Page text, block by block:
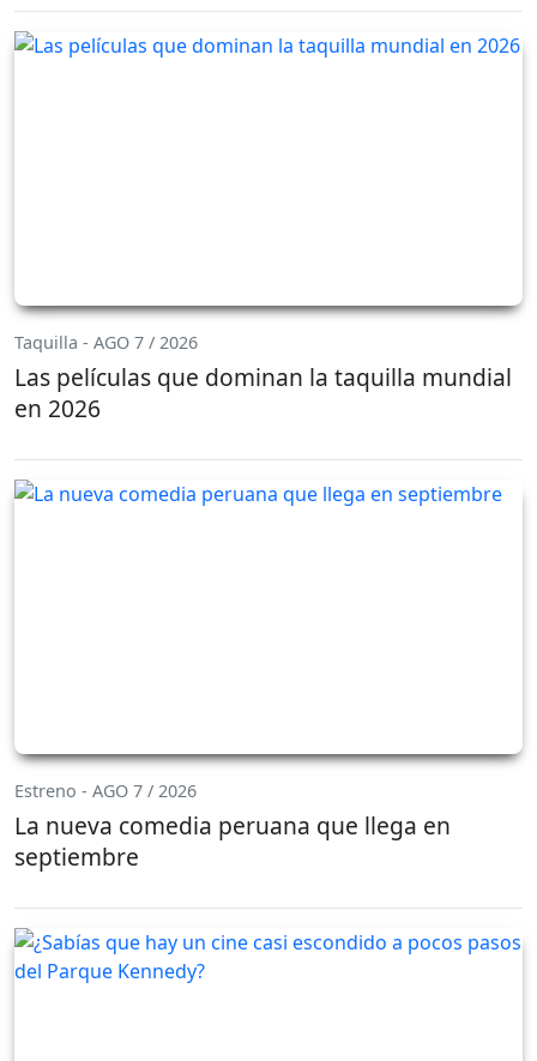
Taquilla - AGO 7 / 2026
Las películas que dominan la taquilla mundial
en 2026
Estreno - AGO 7 / 2026
La nueva comedia peruana que llega en
septiembre